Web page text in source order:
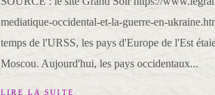
mediatique-occidental-et-la-guerre-en-
temps de l'URSS, les pays d'Europe de l'Est
Moscou. Aujourd'hui, les pays occidentaux...
LIRE LA SUITE